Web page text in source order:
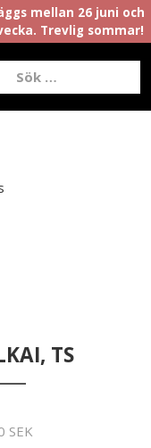
mellan 26 juni och
Trevlig sommar!
TS
SEK